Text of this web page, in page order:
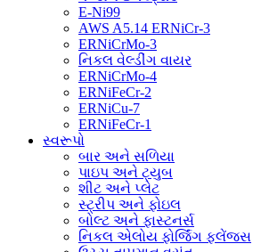
E-Ni99
AWS A5.14 ERNiCr-3
ERNiCrMo-3
નિકલ વેલ્ડીંગ વાયર
ERNiCrMo-4
ERNiFeCr-2
ERNiCu-7
ERNiFeCr-1
સ્વરૂપો
બાર અને સળિયા
પાઇપ અને ટ્યુબ
શીટ અને પ્લેટ
સ્ટ્રીપ અને ફોઇલ
બોલ્ટ અને ફાસ્ટનર્સ
નિકલ એલોય ફોર્જિંગ ફ્લેંજ્સ